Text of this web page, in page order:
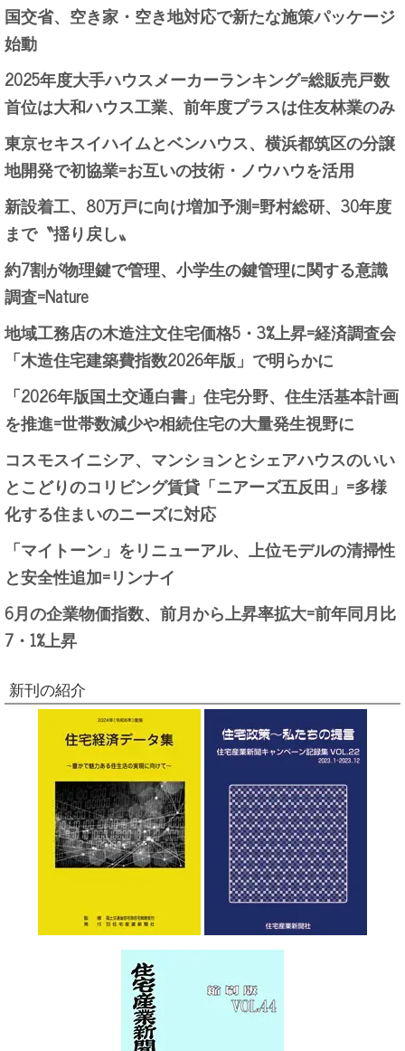
国交省、空き家・空き地対応で新たな施策パッケージ
始動
2025年度大手ハウスメーカーランキング=総販売戸数
首位は大和ハウス工業、前年度プラスは住友林業のみ
東京セキスイハイムとベンハウス、横浜都筑区の分譲
地開発で初協業=お互いの技術・ノウハウを活用
新設着工、80万戸に向け増加予測=野村総研、30年度
まで〝揺り戻し〟
約7割が物理鍵で管理、小学生の鍵管理に関する意識
調査=Nature
地域工務店の木造注文住宅価格5・3%上昇=経済調査会
「木造住宅建築費指数2026年版」で明らかに
「2026年版国土交通白書」住宅分野、住生活基本計画
を推進=世帯数減少や相続住宅の大量発生視野に
コスモスイニシア、マンションとシェアハウスのいい
とこどりのコリビング賃貸「ニアーズ五反田」=多様
化する住まいのニーズに対応
「マイトーン」をリニューアル、上位モデルの清掃性
と安全性追加=リンナイ
6月の企業物価指数、前月から上昇率拡大=前年同月比
7・1%上昇
新刊の紹介